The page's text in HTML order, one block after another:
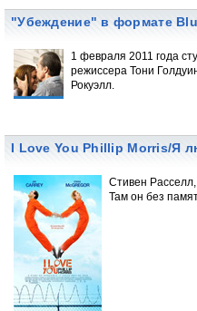
"Убеждение" в формате
1 февраля 2011 года
режиссера Тони
Рокуэлл.
I Love You Phillip Morris/Я
Стивен
Там он без